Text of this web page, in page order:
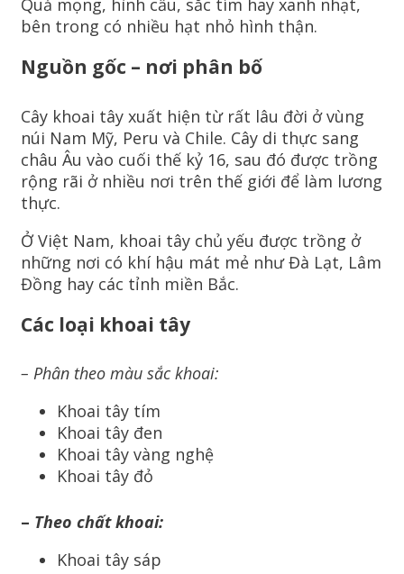
Quả mọng, hình cầu, sắc tím hay xanh nhạt,
bên trong có nhiều hạt nhỏ hình thận.
Nguồn gốc – nơi phân bố
Cây khoai tây xuất hiện từ rất lâu đời ở vùng
núi Nam Mỹ, Peru và Chile. Cây di thực sang
châu Âu vào cuối thế kỷ 16, sau đó được trồng
rộng rãi ở nhiều nơi trên thế giới để làm lương
thực.
Ở Việt Nam, khoai tây chủ yếu được trồng ở
những nơi có khí hậu mát mẻ như Đà Lạt, Lâm
Đồng hay các tỉnh miền Bắc.
Các loại khoai tây
– Phân theo màu sắc khoai:
Khoai tây tím
Khoai tây đen
Khoai tây vàng nghệ
Khoai tây đỏ
– Theo chất khoai:
Khoai tây sáp